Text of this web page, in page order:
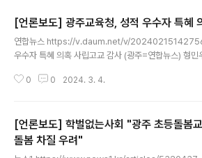
[언론보도] 광주교육청, 성적 우수자 특혜
연합뉴스 https://v.daum.net/v/
우수자 특혜 의혹 사립고교 감사 (광주=연합뉴스) 형민
이 감사에 나섰다. 15일 광주시교육청에 따르면 교육
0 0 2024. 3. 4.
[언론보도] 학벌없는사회 "광주 초등돌봄
돌봄 차질 우려"